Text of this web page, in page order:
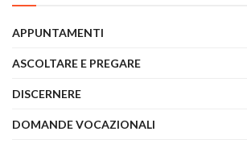
APPUNTAMENTI
ASCOLTARE E PREGARE
DISCERNERE
DOMANDE VOCAZIONALI